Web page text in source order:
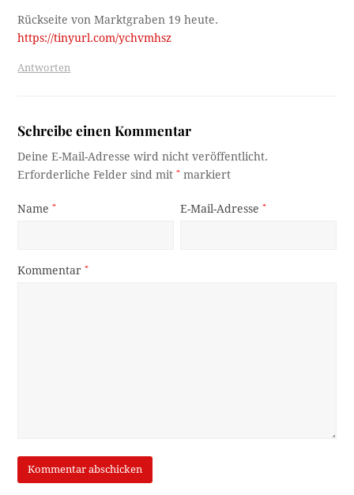
Rückseite von Marktgraben 19 heute.
https://tinyurl.com/ychvmhsz
Antworten
Schreibe einen Kommentar
Deine E-Mail-Adresse wird nicht veröffentlicht.
Erforderliche Felder sind mit* markiert
Name* E-Mail-Adresse*
Kommentar*